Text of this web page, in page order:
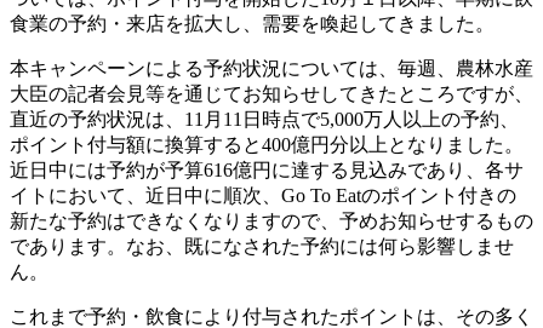
食業の予約・来店を拡大し、需要を喚起してきました。
本キャンペーンによる予約状況については、毎週、農林水産
大臣の記者会見等を通じてお知らせしてきたところですが、
直近の予約状況は、11月11日時点で5,000万人以上の予約、
ポイント付与額に換算すると400億円分以上となりました。
近日中には予約が予算616億円に達する見込みであり、各サ
イトにおいて、近日中に順次、Go To Eatのポイント付きの
新たな予約はできなくなりますので、予めお知らせするもの
であります。なお、既になされた予約には何ら影響しませ
ん。
これまで予約・飲食により付与されたポイントは、その多く